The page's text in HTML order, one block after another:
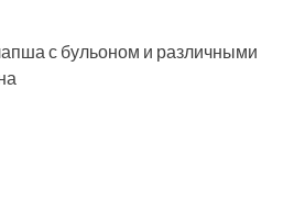
с бульоном и различными